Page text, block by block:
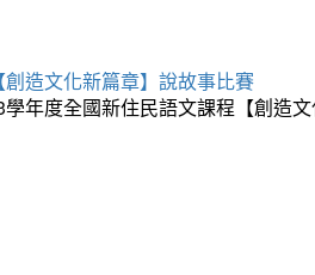
造文化新篇章】說故事比賽
年度全國新住民語文課程【創造